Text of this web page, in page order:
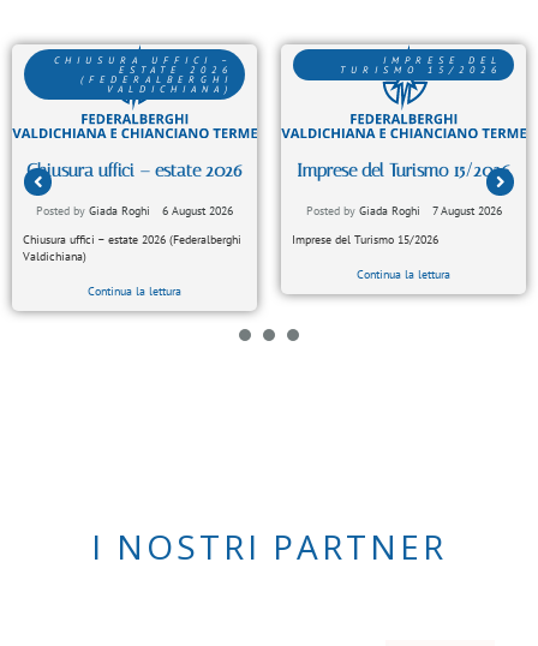
CHIUSURA UFFICI –
ESTATE 2026
(FEDERALBERGHI
VALDICHIANA)
Chiusura uffici – estate 2026
Posted by Giada Roghi
6 August 2026
Chiusura uffici – estate 2026 (Federalberghi
Valdichiana)
Continua la lettura
IMPRESE DEL
TURISMO 15/2026
Imprese del Turismo 15/2026
Posted by Giada Roghi
7 August 2026
Imprese del Turismo 15/2026
Continua la lettura
I NOSTRI PARTNER